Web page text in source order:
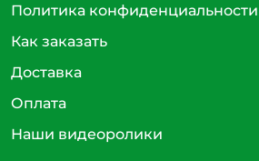
Политика конфиденциальности
Как заказать
Доставка
Оплата
Наши видеоролики